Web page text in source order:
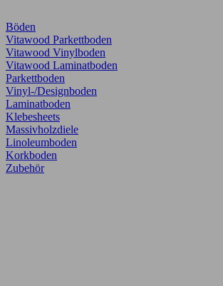
Böden
Vitawood Parkettboden
Vitawood Vinylboden
Vitawood Laminatboden
Parkettboden
Vinyl-/Designboden
Laminatboden
Klebesheets
Massivholzdiele
Linoleumboden
Korkboden
Zubehör